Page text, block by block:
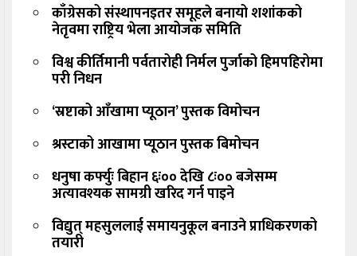
काँग्रेसको संस्थापनइतर समूहले बनायो शशांकको
नेतृवमा राष्ट्रिय भेला आयोजक समिति
विश्व कीर्तिमानी पर्वतारोही निर्मल पुर्जाको हिमपहिरोमा
परी निधन
‘स्रष्टाको आँखामा प्यूठान’ पुस्तक विमोचन
श्रस्टाको आखामा प्यूठान पुस्तक बिमोचन
धनुषा कर्फ्युः बिहान ६ः०० देखि ८ः०० बजेसम्म
अत्यावश्यक सामग्री खरिद गर्न पाइने
विद्युत् महसुललाई समायनुकूल बनाउने प्राधिकरणको
तयारी